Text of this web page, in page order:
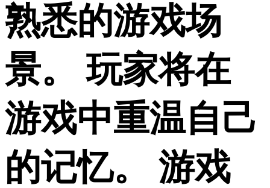
熟悉的游戏场
景。 玩家将在
游戏中重温自己
的记忆。 游戏